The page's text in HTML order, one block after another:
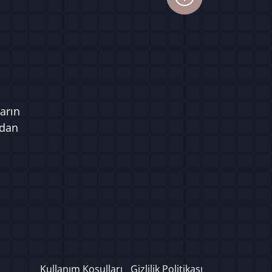
Kullanım Koşulları Gizlilik Politikası